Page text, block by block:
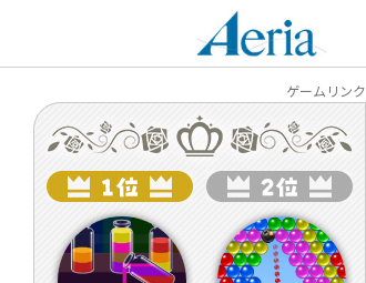
ゲームリンク